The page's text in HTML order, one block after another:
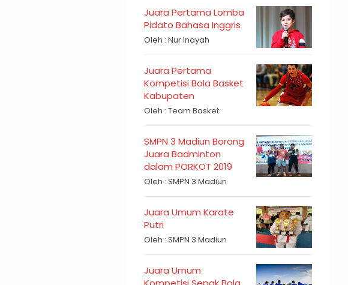
Juara Pertama Lomba
Pidato Bahasa Inggris
Oleh : Nur Inayah
Juara Pertama
Kompetisi Bola Basket
Kabupaten
Oleh : Team Basket
SMPN 3 Madiun Borong
Juara Badminton
dalam PORKOT 2019
Oleh : SMPN 3 Madiun
Juara Umum Karate
Putri
Oleh : SMPN 3 Madiun
Juara Umum